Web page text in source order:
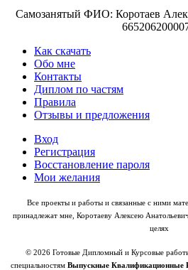
Самозанятый ФИО: Коротаев
Как скачать
Обо мне
Контакты
Диплом по частям
Правила
Отзывы и предложения
Вход
Регистрация
Восстановление пароля
Мои желания
Все проекты и работы и связанные с ними
принадлежат мне, Коротаеву Алексею
целях
© 2026 Готовые Дипломный и Курсовые
специальностям Выпускные Квалификационные